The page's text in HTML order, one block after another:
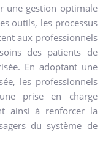
une gestion optimale
outils, les processus
aux professionnels
des patients de
En adoptant une
les professionnels
prise en charge
ainsi à renforcer la
du système de